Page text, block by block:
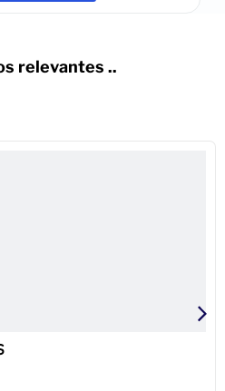
relevantes ..